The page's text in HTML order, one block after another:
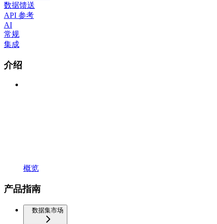
数据馈送
API 参考
AI
常规
集成
介绍
概览
产品指南
数据集市场